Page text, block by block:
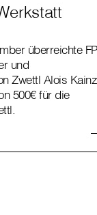
überreichte
und
Zwettl Alois Kainz
500€ für die